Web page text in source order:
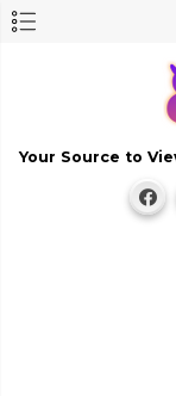
Your Source to